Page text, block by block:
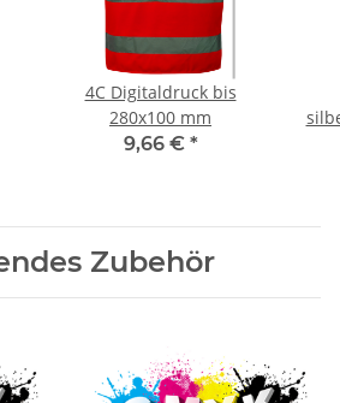
4C Digitaldruck bis
280x100 mm
9,66 € *
Zubehör